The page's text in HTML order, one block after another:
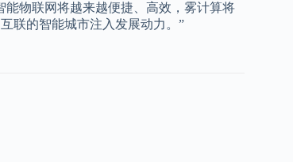
物联网将越来越便捷、高效，雾计算将
联的智能城市注入发展动力。”